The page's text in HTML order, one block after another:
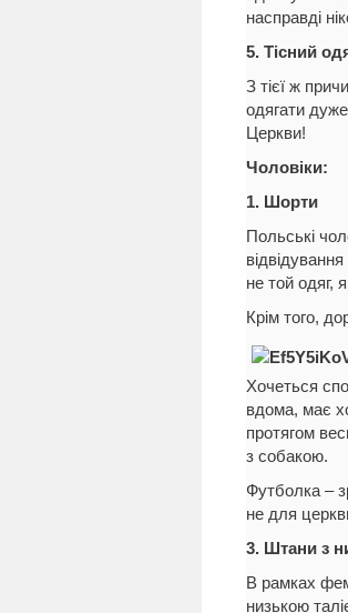
насправді
5. Тісний
З тієї ж
одягати
Церкви!
Чоловіки:
1. Шорти
Польські
не той одяг,
Крім того,
Хочеться
вдома, має
протягом
з собакою.
Футболка –
не для
3. Штани з
В рамках
низькою